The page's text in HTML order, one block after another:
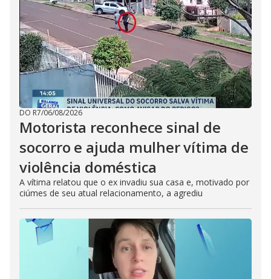
DO R7/06/08/2026
Motorista reconhece sinal de
socorro e ajuda mulher vítima de
violência doméstica
A vítima relatou que o ex invadiu sua casa e, motivado por
ciúmes de seu atual relacionamento, a agrediu